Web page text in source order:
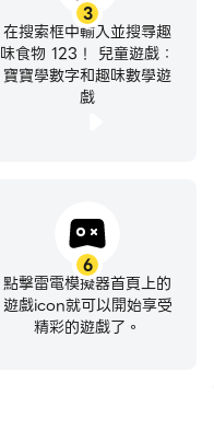
3
在搜索框中輸入並搜尋趣
味食物 123！ 兒童遊戲：
寶寶學數字和趣味數學遊
戲
6
點擊雷電模擬器首頁上的
遊戲icon就可以開始享受
精彩的遊戲了。